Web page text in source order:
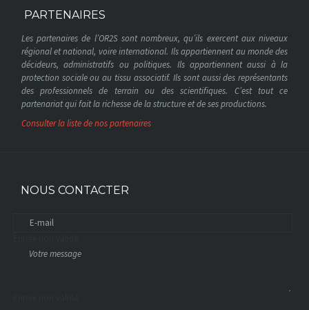
PARTENAIRES
Les partenaires de l’OR2S sont nombreux, qu’ils exercent aux niveaux
régional et national, voire international. Ils appartiennent au monde des
décideurs, administratifs ou politiques. Ils appartiennent aussi à la
protection sociale ou au tissu associatif. Ils sont aussi des représentants
des professionnels de terrain ou des scientifiques. C’est tout ce
partenariat qui fait la richesse de la structure et de ses productions.
Consulter la liste de nos partenaires
NOUS CONTACTER